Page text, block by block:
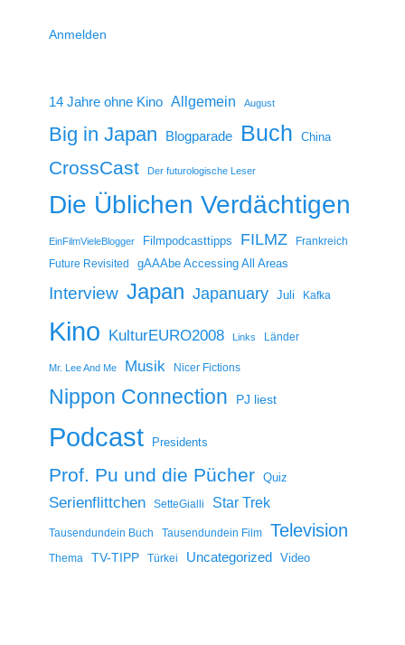
Anmelden
14 Jahre ohne Kino Allgemein August
Big in Japan Blogparade Buch China
CrossCast Der futurologische Leser
Die Üblichen Verdächtigen
EinFilmVieleBlogger Filmpodcasttipps FILMZ
Frankreich
Future Revisited
gAAAbe Accessing All Areas
Interview Japan Japanuary Juli Kafka
Kino KulturEURO2008 Links Länder
Mr. Lee And Me Musik Nicer Fictions
Nippon Connection PJ liest
Podcast Presidents
Prof. Pu und die Pücher Quiz
Serienflittchen SetteGialli Star Trek
Tausendundein Buch Tausendundein Film Television
Thema TV-TIPP Türkei Uncategorized Video